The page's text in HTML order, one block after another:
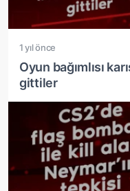
1 yıl önce
Oyun bağımlısı
gittiler